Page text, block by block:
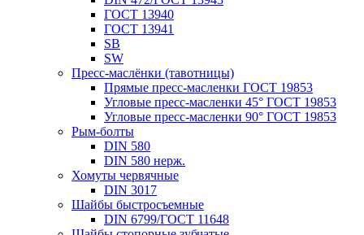
ГОСТ 13940
ГОСТ 13941
SB
SW
Пресс-маслёнки (тавотницы)
Прямые пресс-масленки ГОСТ 19853
Угловые пресс-масленки 45° ГОСТ 19853
Угловые пресс-масленки 90° ГОСТ 19853
Рым-болты
DIN 580
DIN 580 нерж.
Хомуты червячные
DIN 3017
Шайбы быстросъемные
DIN 6799/ГОСТ 11648